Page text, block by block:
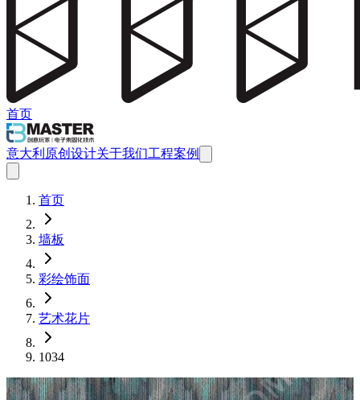
首页
意大利原创设计关于我们工程案例
首页
墙板
彩绘饰面
艺术花片
1034